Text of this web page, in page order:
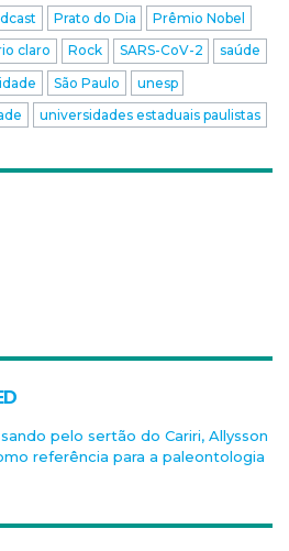
Prato do Dia
Prêmio Nobel
claro Rock SARS-CoV-2
saúde
São Paulo
unesp
universidades estaduais paulistas
pelo sertão do Cariri, Allysson
referência para a paleontologia